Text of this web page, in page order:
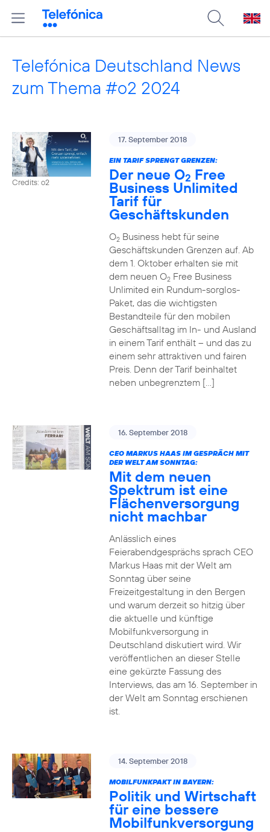
Telefónica Deutschland News
zum Thema #o2 2024
Credits: o2
17. September 2018
EIN TARIF SPRENGT GRENZEN:
Der neue O2 Free
Business Unlimited
Tarif für
Geschäftskunden
O2Business hebt für seine
Geschäftskunden Grenzen auf. Ab
dem 1. Oktober erhalten sie mit
dem neuen O2Free Business
Unlimited ein Rundum-sorglos-
Paket, das die wichtigsten
Bestandteile für den mobilen
Geschäftsalltag im In- und Ausland
in einem Tarif enthält – und das zu
einem sehr attraktiven und fairen
Preis. Denn der Tarif beinhaltet
neben unbegrenztem […]
16. September 2018
CEO MARKUS HAAS IM GESPRÄCH MIT
DER WELT AM SONNTAG:
Mit dem neuen
Spektrum ist eine
Flächenversorgung
nicht machbar
Anlässlich eines
Feierabendgesprächs sprach CEO
Markus Haas mit der Welt am
Sonntag über seine
Freizeitgestaltung in den Bergen
und warum derzeit so hitzig über
die aktuelle und künftige
Mobilfunkversorgung in
Deutschland diskutiert wird. Wir
veröffentlichen an dieser Stelle
eine gekürzte Fassung des
Interviews, das am 16. September in
der Welt am Sonntag erschienen
ist.
14. September 2018
MOBILFUNKPAKT IN BAYERN:
Politik und Wirtschaft
für eine bessere
Mobilfunkversorgung